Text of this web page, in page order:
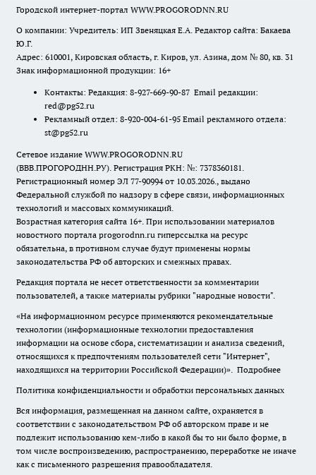
Городской интернет-портал WWW.PROGORODNN.RU
О компании: Учредитель: ИП Звеняцкая Е.А. Редактор сайта: Бакаева
Ю.Г.
Адрес: 610001, Кировская область, г. Киров, ул. Азина, дом № 80, кв. 31
Знак информационной продукции: 16+
Контакты: Редакция: 8-927-669-90-87 Email редакции:
red@pg52.ru
Рекламный отдел: 8-920-004-61-95 Email рекламного отдела:
st@pg52.ru
Сетевое издание WWW.PROGORODNN.RU
(ВВВ.ПРОГОРОДНН.РУ). Регистрация РКН: №: 7378360181.
Регистрационный номер ЭЛ 77-90994 от 10.03.2026., выдано
Федеральной службой по надзору в сфере связи, информационных
технологий и массовых коммуникаций.
Возрастная категория сайта 16+. При использовании материалов
новостного портала progorodnn.ru гиперссылка на ресурс
обязательна, в противном случае будут применены нормы
законодательства РФ об авторских и смежных правах.
Редакция портала не несет ответственности за комментарии
пользователей, а также материалы рубрики "народные новости".
«На информационном ресурсе применяются рекомендательные
технологии (информационные технологии предоставления
информации на основе сбора, систематизации и анализа сведений,
относящихся к предпочтениям пользователей сети "Интернет",
находящихся на территории Российской Федерации)». Подробнее
Политика конфиденциальности и обработки персональных данных
Вся информация, размещенная на данном сайте, охраняется в
соответствии с законодательством РФ об авторском праве и не
подлежит использованию кем-либо в какой бы то ни было форме, в
том числе воспроизведению, распространению, переработке не иначе
как с письменного разрешения правообладателя.